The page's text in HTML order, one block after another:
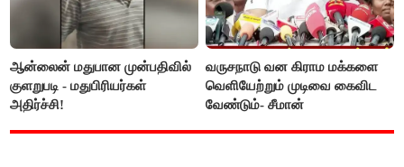
ஆன்லைன் மதுபான முன்பதிவில்
குளறுபடி - மதுபிரியர்கள்
அதிர்ச்சி!
வருசநாடு வன கிராம மக்களை
வெளியேற்றும் முடிவை கைவிட
வேண்டும்- சீமான்